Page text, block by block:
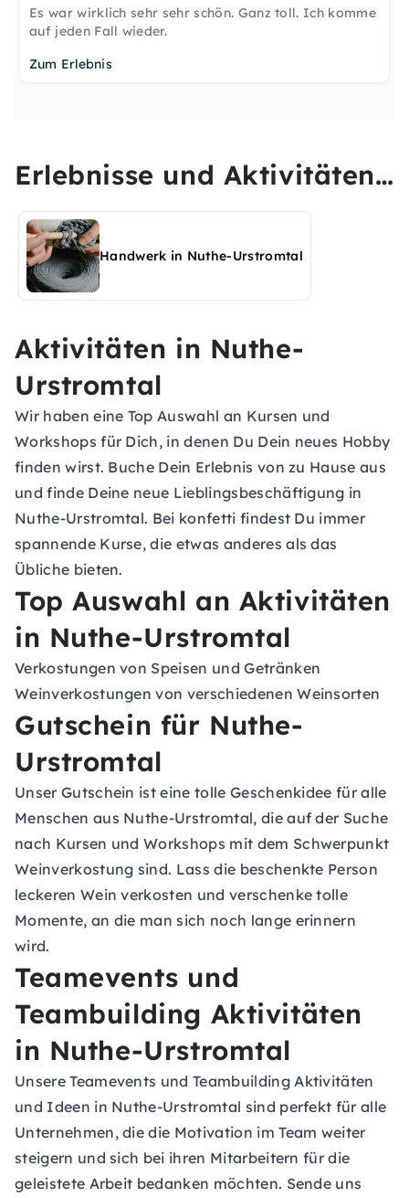
Es war wirklich sehr sehr schön. Ganz toll. Ich komme
auf jeden Fall wieder.
Zum Erlebnis
Erlebnisse und Aktivitäten
in Nuthe-Urstromtal
entdeckenHandwerk in Nuthe-Urstromtal
Aktivitäten in Nuthe-
Urstromtal
Wir haben eine Top Auswahl an Kursen und
Workshops für Dich, in denen Du Dein neues Hobby
finden wirst. Buche Dein Erlebnis von zu Hause aus
und finde Deine neue Lieblingsbeschäftigung in
Nuthe-Urstromtal. Bei konfetti findest Du immer
spannende Kurse, die etwas anderes als das
Übliche bieten.
Top Auswahl an Aktivitäten
in Nuthe-Urstromtal
Verkostungen von Speisen und Getränken
Weinverkostungen von verschiedenen Weinsorten
Gutschein für Nuthe-
Urstromtal
Unser Gutschein ist eine tolle Geschenkidee für alle
Menschen aus Nuthe-Urstromtal, die auf der Suche
nach Kursen und Workshops mit dem Schwerpunkt
Weinverkostung sind. Lass die beschenkte Person
leckeren Wein verkosten und verschenke tolle
Momente, an die man sich noch lange erinnern
wird.
Teamevents und
Teambuilding Aktivitäten
in Nuthe-Urstromtal
Unsere Teamevents und Teambuilding Aktivitäten
und Ideen in Nuthe-Urstromtal sind perfekt für alle
Unternehmen, die die Motivation im Team weiter
steigern und sich bei ihren Mitarbeitern für die
geleistete Arbeit bedanken möchten. Sende uns